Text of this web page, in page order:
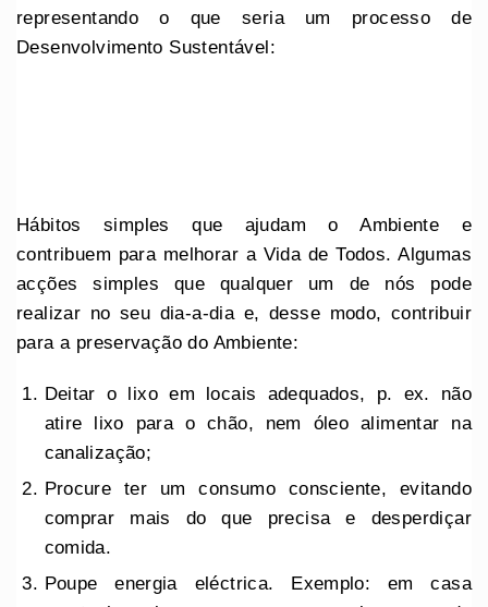
representando o que seria um processo de
Desenvolvimento Sustentável:
Hábitos simples que ajudam o Ambiente e
contribuem para melhorar a Vida de Todos. Algumas
acções simples que qualquer um de nós pode
realizar no seu dia-a-dia e, desse modo, contribuir
para a preservação do Ambiente:
Deitar o lixo em locais adequados, p. ex. não
atire lixo para o chão, nem óleo alimentar na
canalização;
Procure ter um consumo consciente, evitando
comprar mais do que precisa e desperdiçar
comida.
Poupe energia eléctrica. Exemplo: em casa